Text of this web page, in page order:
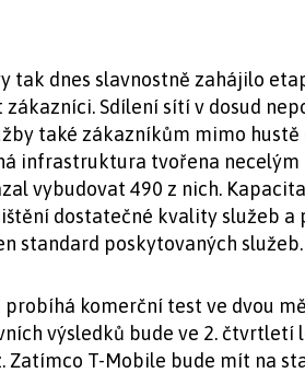
tak dnes slavnostně zahájilo
Sdílení sítí v dosud
také zákazníkům mimo
infrastruktura tvořena necelým
vybudovat 490 z nich.
dostatečné kvality služeb a
standard poskytovaných služeb.
probíhá komerční test ve dvou
výsledků bude ve 2. čtvrtletí
Zatímco T-Mobile bude mít na